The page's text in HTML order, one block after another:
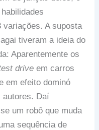
variações. A suposta
tiveram a ideia do
Aparentemente os
drive em carros
em efeito dominó
autores. Daí
um robô que muda
sequência de